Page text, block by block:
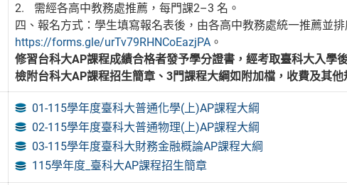
需經各高中教務處推薦，每門課2–3 名。
四、報名方式：學生填寫報名表後，由各高中教務處統一推薦並
https://forms.gle/urTv79RHNCoEazjPA 。
修習台科大AP課程成績合格者發予學分證書，經考取臺科大入學
檢附台科大AP課程招生簡章、3門課程大綱如附加檔，收費及其他
01-115學年度臺科大普通化學(上)AP課程大綱
02-115學年度臺科大普通物理(上)AP課程大綱
03-115學年度臺科大財務金融概論AP課程大綱
115學年度_臺科大AP課程招生簡章